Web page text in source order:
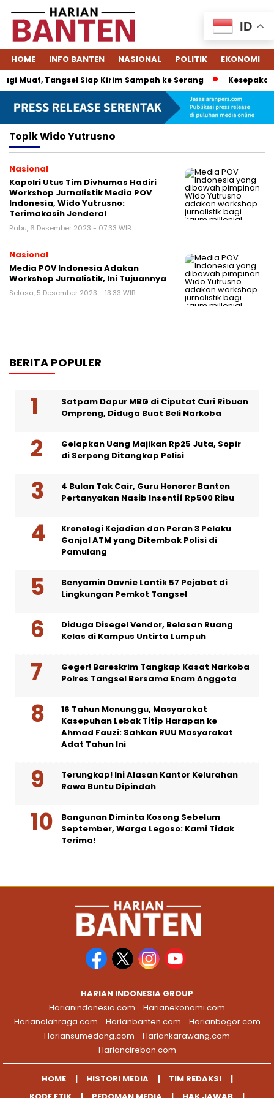
HOME INFO BANTEN NASIONAL POLITIK EKONOMI
Muat, Tangsel Siap Kirim Sampah ke Serang
TopikWido Yutrusno
Nasional
Kapolri Utus Tim Divhumas Hadiri
Workshop Jurnalistik Media POV
Indonesia, Wido Yutrusno:
Terimakasih Jenderal
Rabu, 6 Desember 2023 - 07:33 WIB
Nasional
Media POV Indonesia Adakan
Workshop Jurnalistik, Ini Tujuannya
Selasa, 5 Desember 2023 - 13:33 WIB
BERITA POPULER
Satpam Dapur MBG di Ciputat Curi Ribuan
Ompreng, Diduga Buat Beli Narkoba
Gelapkan Uang Majikan Rp25 Juta, Sopir
di Serpong Ditangkap Polisi
4 Bulan Tak Cair, Guru Honorer Banten
Pertanyakan Nasib Insentif Rp500 Ribu
Kronologi Kejadian dan Peran 3 Pelaku
Ganjal ATM yang Ditembak Polisi di
Pamulang
Benyamin Davnie Lantik 57 Pejabat di
Lingkungan Pemkot Tangsel
Diduga Disegel Vendor, Belasan Ruang
Kelas di Kampus Untirta Lumpuh
Geger! Bareskrim Tangkap Kasat Narkoba
Polres Tangsel Bersama Enam Anggota
16 Tahun Menunggu, Masyarakat
Kasepuhan Lebak Titip Harapan ke
Ahmad Fauzi: Sahkan RUU Masyarakat
Adat Tahun Ini
Terungkap! Ini Alasan Kantor Kelurahan
Rawa Buntu Dipindah
Bangunan Diminta Kosong Sebelum
September, Warga Legoso: Kami Tidak
Terima!
ID
HARIAN INDONESIA GROUP
Harianindonesia.com
Harianekonomi.com
Harianolahraga.com
Harianbanten.com
Harianbogor.com
Hariansumedang.com
Hariankarawang.com
Hariancirebon.com
HOME HISTORI MEDIA
TIM REDAKSI